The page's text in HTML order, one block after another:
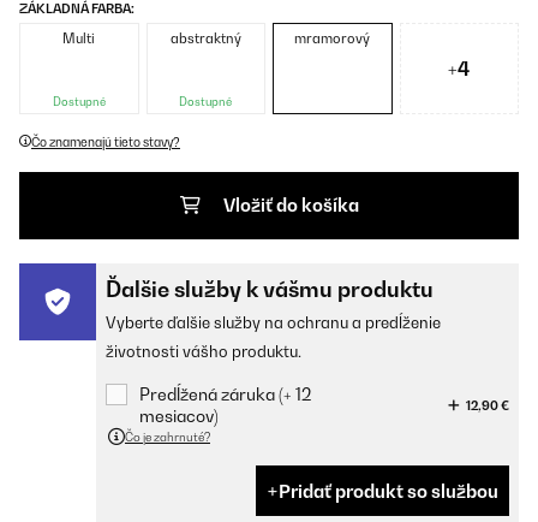
ZÁKLADNÁ FARBA:
Multi
Dostupné
abstraktný
Dostupné
mramorový
+4
Čo znamenajú tieto stavy?
Vložiť do košíka
Ďalšie služby k vášmu produktu
Vyberte ďalšie služby na ochranu a predĺženie
životnosti vášho produktu.
Predĺžená záruka (+ 12
mesiacov)
12,90 €
Čo je zahrnuté?
Pridať produkt so službou